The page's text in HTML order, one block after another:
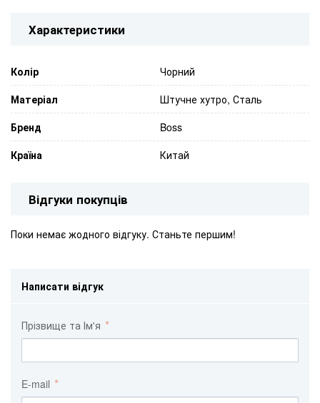
Характеристики
Колір
Чорний
Матеріал
Штучне хутро, Сталь
Бренд
Boss
Країна
Китай
Відгуки покупців
Поки немає жодного відгуку. Станьте першим!
Написати відгук
Прізвище та Ім'я
E-mail